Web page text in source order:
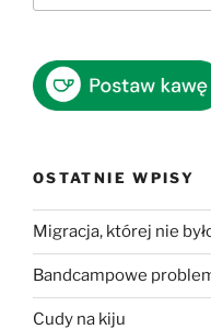
OSTATNIE WPISY
Migracja, której nie
Bandcampowe
Cudy na kiju